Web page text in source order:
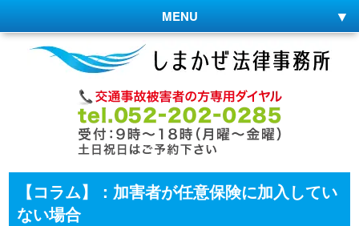
MENU
【コラム】：加害者が任意保険に加入してい
ない場合